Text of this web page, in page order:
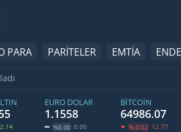
PARA PARİTELER EMTİA
2.14
EURO DOLAR
1.1558
%0.00 0.00
BITCOIN
64986.07
%-0.02 12.77